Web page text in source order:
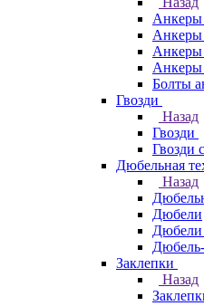
Анкеры
Анкеры
Анкеры
Анкеры
Болты
Гвозди
Назад
Гвозди
Гвозди
Дюбельная
Назад
Дюбели
Дюбели
Заклепки
Назад